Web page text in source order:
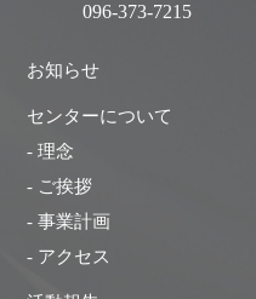
096-373-7215
お知らせ
センターについて
- 理念
- ご挨拶
- 事業計画
- アクセス